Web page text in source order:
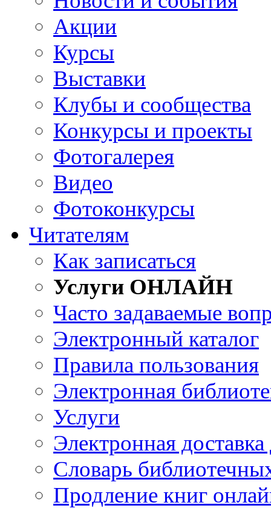
Акции
Курсы
Выставки
Клубы и сообщества
Конкурсы и проекты
Фотогалерея
Видео
Фотоконкурсы
Читателям
Как записаться
Услуги ОНЛАЙН
Часто задаваемые
Электронный каталог
Правила пользования
Электронная
Услуги
Электронная
Словарь
Продление книг